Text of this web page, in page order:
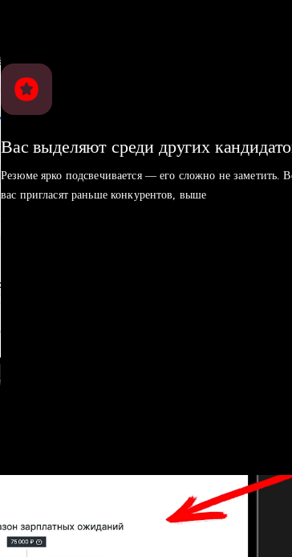
Вас выделяют среди других
Резюме ярко подсвечивается — его сложно не заметить.
вас пригласят раньше конкурентов, выше